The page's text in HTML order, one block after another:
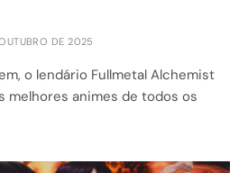
DE 2025
o lendário Fullmetal Alchemist
melhores animes de todos os